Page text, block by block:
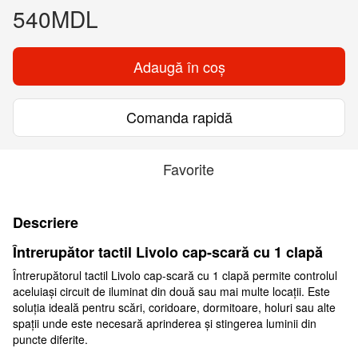
540MDL
Adaugă în coș
Comanda rapidă
Favorite
Descriere
Întrerupător tactil Livolo cap-scară cu 1 clapă
Întrerupătorul tactil Livolo cap-scară cu 1 clapă permite controlul
aceluiași circuit de iluminat din două sau mai multe locații. Este
soluția ideală pentru scări, coridoare, dormitoare, holuri sau alte
spații unde este necesară aprinderea și stingerea luminii din
puncte diferite.